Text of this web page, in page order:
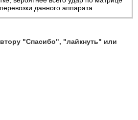
данного аппарата.
"Спасибо", "лайкнуть" или